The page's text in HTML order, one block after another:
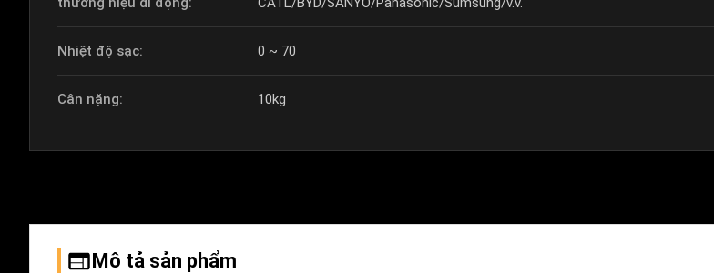
Nhiệt độ sạc: 0 ~ 70
Cân nặng: 10kg
Mô tả sản phẩm